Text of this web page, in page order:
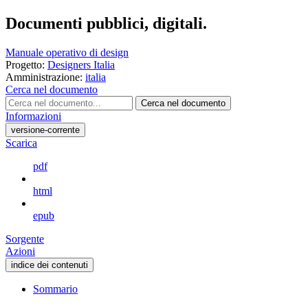
Documenti pubblici, digitali.
Manuale operativo di design
Progetto: Designers Italia
Amministrazione: italia
Cerca nel documento
Cerca nel documento
Informazioni
versione-corrente
Scarica
pdf
html
epub
Sorgente
Azioni
indice dei contenuti
Sommario